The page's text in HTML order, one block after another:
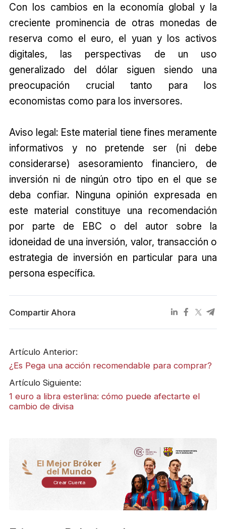
Con los cambios en la economía global y la
creciente prominencia de otras monedas de
reserva como el euro, el yuan y los activos
digitales, las perspectivas de un uso
generalizado del dólar siguen siendo una
preocupación crucial tanto para los
economistas como para los inversores.
Aviso legal: Este material tiene fines meramente
informativos y no pretende ser (ni debe
considerarse) asesoramiento financiero, de
inversión ni de ningún otro tipo en el que se
deba confiar. Ninguna opinión expresada en
este material constituye una recomendación
por parte de EBC o del autor sobre la
idoneidad de una inversión, valor, transacción o
estrategia de inversión en particular para una
persona específica.
Compartir Ahora
Artículo Anterior:
¿Es Pega una acción recomendable para comprar?
Artículo Siguiente:
1 euro a libra esterlina: cómo puede afectarte el
cambio de divisa
El Mejor Bróker
del Mundo
Crear Cuenta